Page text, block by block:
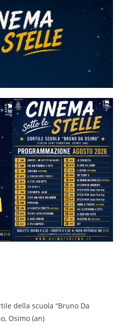
della scuola “Bruno Da
Osimo (an)